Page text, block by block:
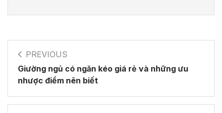
PREVIOUS
Giường ngủ có ngăn kéo giá rẻ và những ưu
nhược điểm nên biết